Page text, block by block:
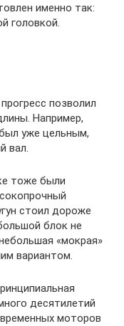
именно так:
головкой.
позволил
Например,
уже цельным,
вал.
тоже были
стоил дороже
блок не
«мокрая»
вариантом.
десятилетий
моторов